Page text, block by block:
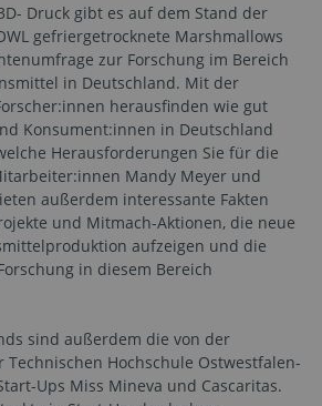
Druck gibt es auf dem Stand der
gefriergetrocknete Marshmallows
zur Forschung im Bereich
in Deutschland. Mit der
herausfinden wie gut
Konsument:innen in Deutschland
Herausforderungen Sie für die
Mandy Meyer und
außerdem interessante Fakten
und Mitmach-Aktionen, die neue
aufzeigen und die
in diesem Bereich
sind außerdem die von der
Technischen Hochschule Ostwestfalen-
Ups Miss Mineva und Cascaritas.